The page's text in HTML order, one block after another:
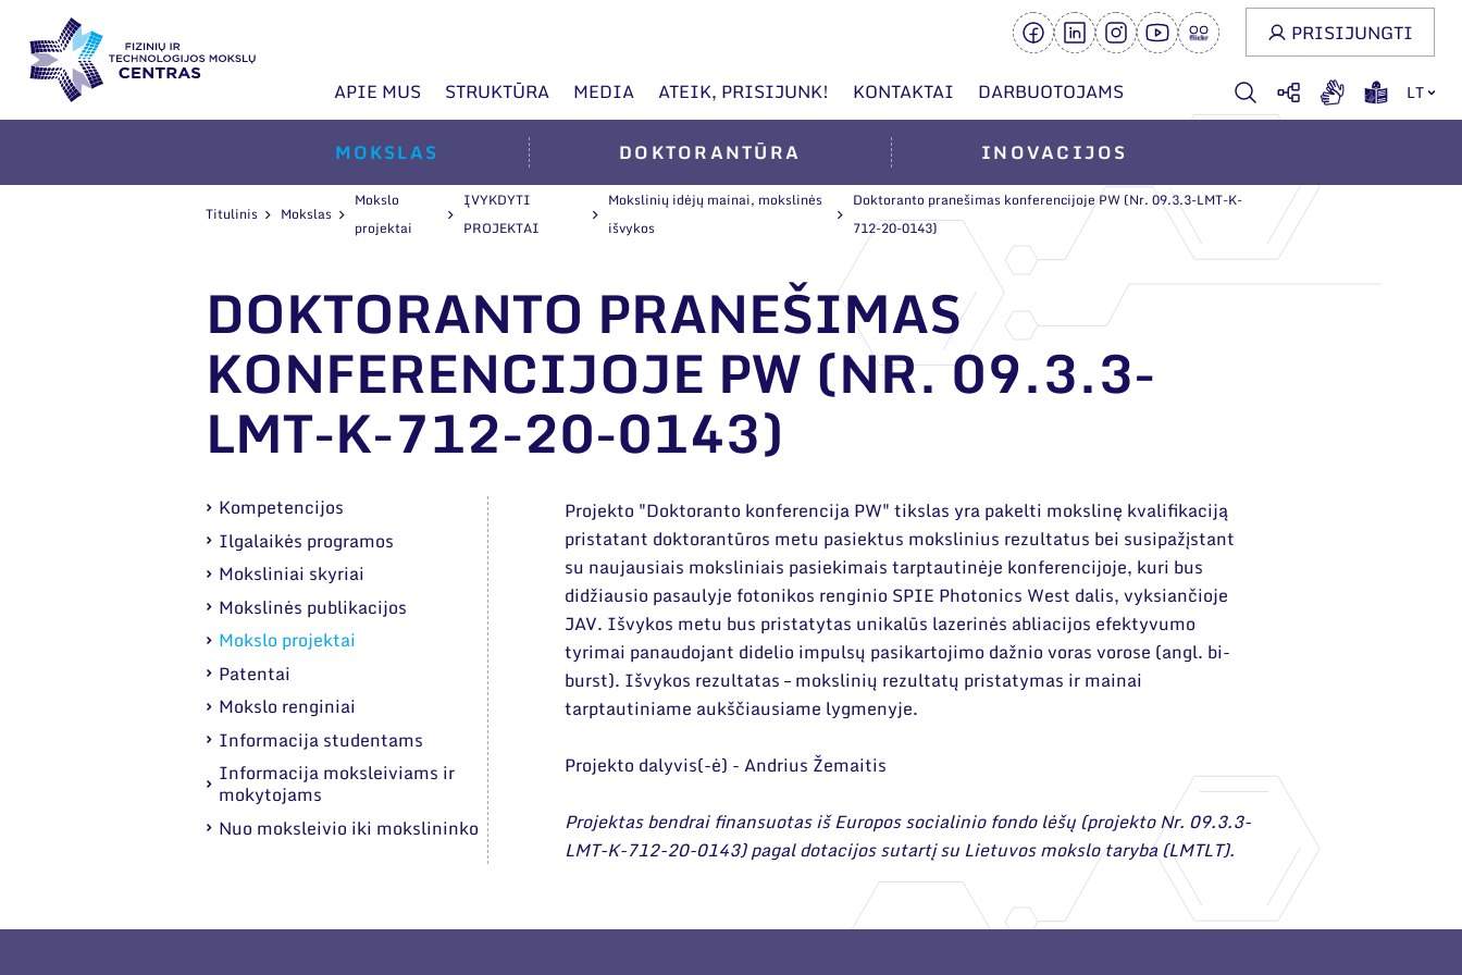
APIE MUS STRUKTŪRA MEDIA ATEIK, PRISIJUNK! KONTAKTAI DARBUOTOJAMS LT
PRISIJUNGTI
MOKSLAS DOKTORANTŪRA INOVACIJOS
Titulinis Mokslas
Mokslo
projektai
ĮVYKDYTI
PROJEKTAI
Mokslinių idėjų mainai, mokslinės
išvykos
Doktoranto pranešimas konferencijoje PW (Nr. 09.3.3-LMT-K-
712-20-0143)
DOKTORANTO PRANEŠIMAS
KONFERENCIJOJE PW (NR. 09.3.3-
LMT-K-712-20-0143)
Kompetencijos
Ilgalaikės programos
Moksliniai skyriai
Mokslinės publikacijos
Mokslo projektai
Patentai
Mokslo renginiai
Informacija studentams
Informacija moksleiviams ir
mokytojams
Nuo moksleivio iki mokslininko
Projekto "Doktoranto konferencija PW" tikslas yra pakelti mokslinę kvalifikaciją
pristatant doktorantūros metu pasiektus mokslinius rezultatus bei susipažįstant
su naujausiais moksliniais pasiekimais tarptautinėje konferencijoje, kuri bus
didžiausio pasaulyje fotonikos renginio SPIE Photonics West dalis, vyksiančioje
JAV. Išvykos metu bus pristatytas unikalūs lazerinės abliacijos efektyvumo
tyrimai panaudojant didelio impulsų pasikartojimo dažnio voras vorose (angl. bi-
burst). Išvykos rezultatas – mokslinių rezultatų pristatymas ir mainai
tarptautiniame aukščiausiame lygmenyje.
Projekto dalyvis(-ė) - Andrius Žemaitis
Projektas bendrai finansuotas iš Europos socialinio fondo lėšų (projekto Nr. 09.3.3-
LMT-K-712-20-0143) pagal dotacijos sutartį su Lietuvos mokslo taryba (LMTLT).